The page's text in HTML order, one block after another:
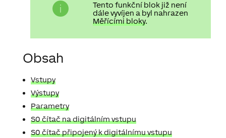
Tento funkční blok již není
dále vyvíjen a byl nahrazen
Měřícími bloky.
Obsah
Vstupy
Výstupy
Parametry
S0 čítač na digitálním vstupu
S0 čítač připojený k digitálnímu vstupu